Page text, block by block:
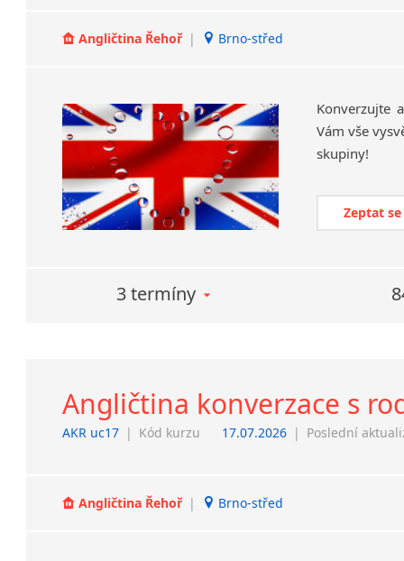
Angličtina Řehoř | Brno-střed
Konverzujte
Vám vše
skupiny!
Zeptat
3 termíny
Angličtina konverzace s
AKR uc17 | Kód kurzu 17.07.2026 | Poslední
Angličtina Řehoř | Brno-střed